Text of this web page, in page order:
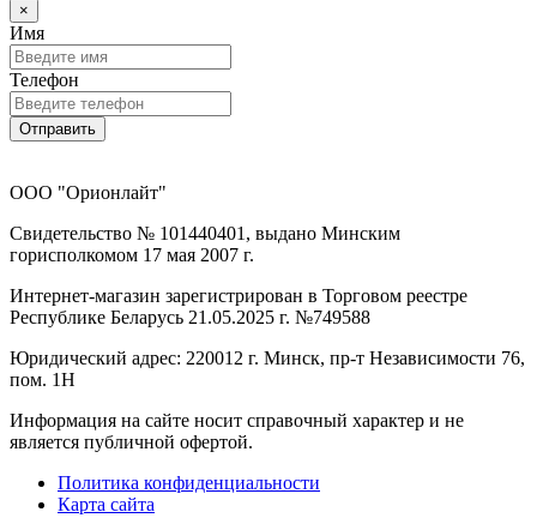
×
Имя
Телефон
Отправить
ООО "Орионлайт"
Свидетельство № 101440401, выдано Минским
горисполкомом 17 мая 2007 г.
Интернет-магазин зарегистрирован в Торговом реестре
Республике Беларусь 21.05.2025 г. №749588
Юридический адрес: 220012 г. Минск, пр-т Независимости 76,
пом. 1Н
Информация на сайте носит справочный характер и не
является публичной офертой.
Политика конфиденциальности
Карта сайта